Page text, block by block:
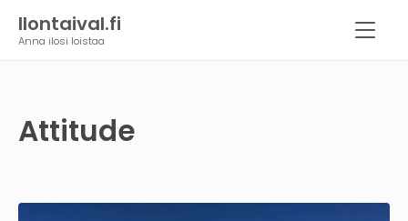
Ilontaival.fi
Anna ilosi loistaa
Attitude